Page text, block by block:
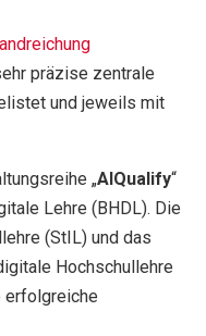
präzise zentrale
und jeweils mit
„AIQualify“
Lehre (BHDL). Die
(StIL) und das
Hochschullehre
erfolgreiche